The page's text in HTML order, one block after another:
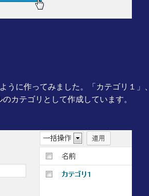
うに作ってみました。「カテゴリ１」
カテゴリとして作成しています。